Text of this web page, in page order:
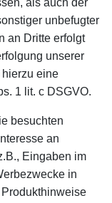
als auch der
unbefugter
an Dritte erfolgt
unserer
eine
1 lit. c DSGVO.
besuchten
an
Eingaben im
in